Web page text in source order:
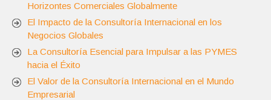
Horizontes Comerciales Globalmente
El Impacto de la Consultoría Internacional en los
Negocios Globales
La Consultoría Esencial para Impulsar a las PYMES
hacia el Éxito
El Valor de la Consultoría Internacional en el Mundo
Empresarial